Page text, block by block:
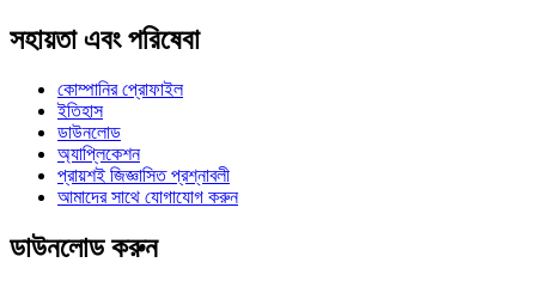
সহায়তা এবং পরিষেবা
কোম্পানির প্রোফাইল
ইতিহাস
ডাউনলোড
অ্যাপ্লিকেশন
প্রায়শই জিজ্ঞাসিত প্রশ্নাবলী
আমাদের সাথে যোগাযোগ করুন
ডাউনলোড করুন